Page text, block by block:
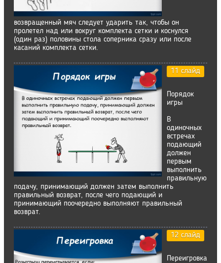
возвращенный мяч следует ударить так, чтобы он
пролетел над или вокруг комплекта сетки и коснулся
(один раз) половины стола соперника сразу или после
касаний комплекта сетки.
11 слайд
Порядок
игры
В
одиночных
встречах
подающий
должен
первым
выполнить
правильную
подачу, принимающий должен затем выполнить
правильный возврат, после чего подающий и
принимающий поочередно выполняют правильный
возврат.
12 слайд
Переигровка